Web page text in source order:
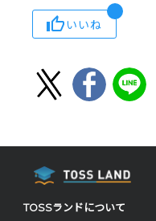
いいね
TOSSランドについて